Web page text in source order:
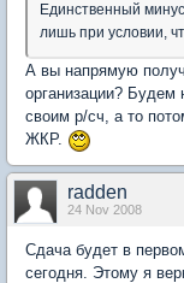
Единственный
лишь при условии,
А вы напрямую
организации? Будем
своим р/сч, а то
ЖКР.
radden
24 Nov 2008
Сдача будет в
сегодня. Этому я